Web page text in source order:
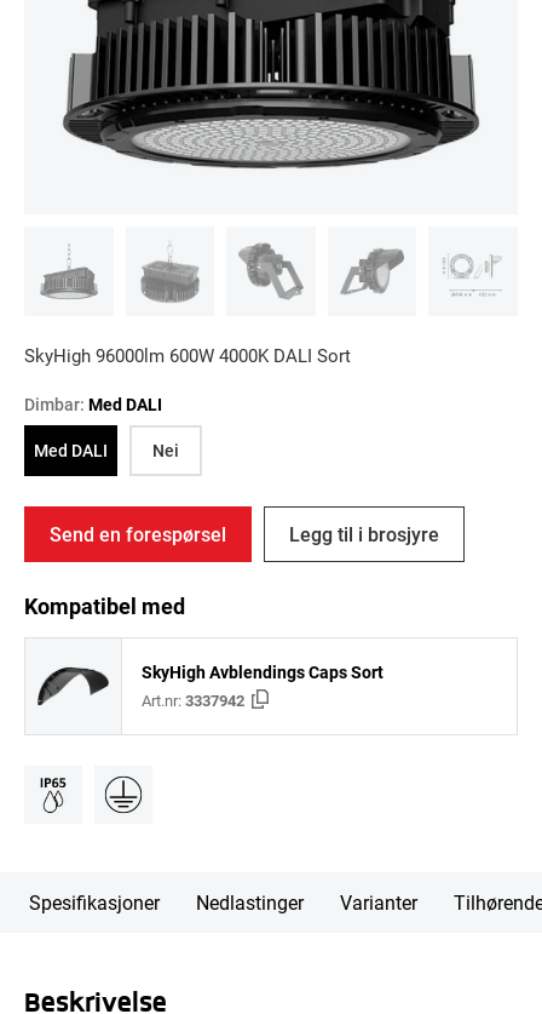
SkyHigh 96000lm 600W 4000K DALI Sort
Dimbar: Med DALI
Med DALI
Nei
Send en forespørsel Legg til i brosjyre
Kompatibel med
SkyHigh Avblendings Caps Sort
Art.nr:3337942
Spesifikasjoner Nedlastinger Varianter
Beskrivelse